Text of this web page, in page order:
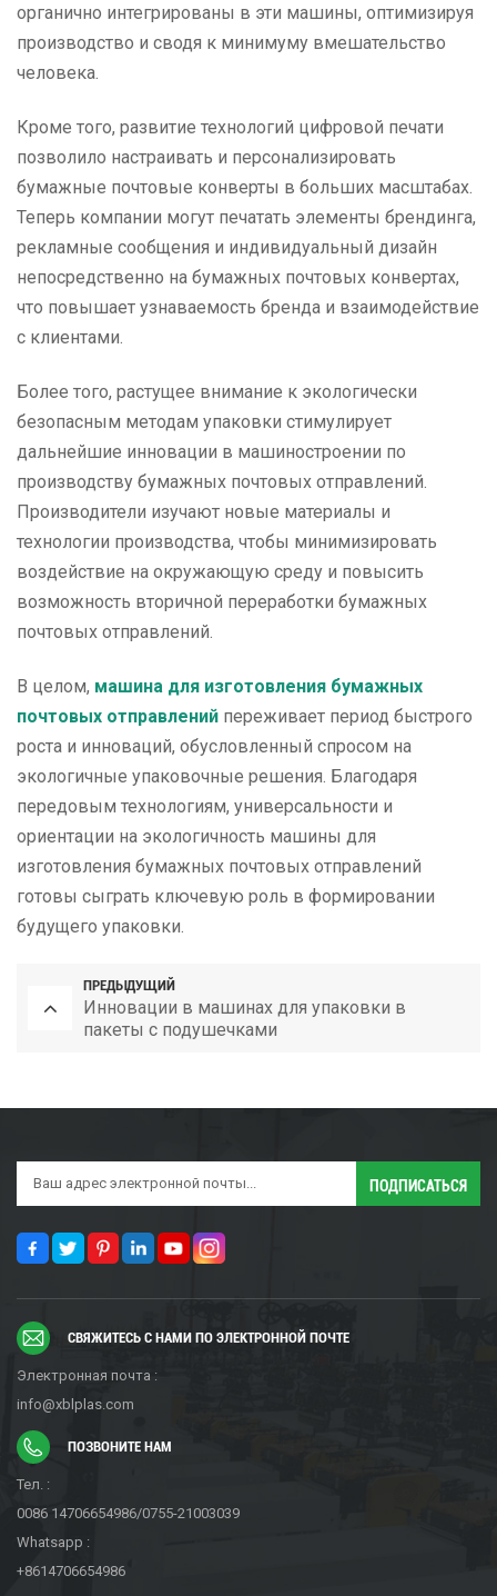
органично интегрированы в эти машины, оптимизируя
производство и сводя к минимуму вмешательство
человека.
Кроме того, развитие технологий цифровой печати
позволило настраивать и персонализировать
бумажные почтовые конверты в больших масштабах.
Теперь компании могут печатать элементы брендинга,
рекламные сообщения и индивидуальный дизайн
непосредственно на бумажных почтовых конвертах,
что повышает узнаваемость бренда и взаимодействие
с клиентами.
Более того, растущее внимание к экологически
безопасным методам упаковки стимулирует
дальнейшие инновации в машиностроении по
производству бумажных почтовых отправлений.
Производители изучают новые материалы и
технологии производства, чтобы минимизировать
воздействие на окружающую среду и повысить
возможность вторичной переработки бумажных
почтовых отправлений.
В целом, машина для изготовления бумажных
почтовых отправлений переживает период быстрого
роста и инноваций, обусловленный спросом на
экологичные упаковочные решения. Благодаря
передовым технологиям, универсальности и
ориентации на экологичность машины для
изготовления бумажных почтовых отправлений
готовы сыграть ключевую роль в формировании
будущего упаковки.
ПРЕДЫДУЩИЙ
Инновации в машинах для упаковки в
пакеты с подушечками
СВЯЖИТЕСЬ С НАМИ ПО ЭЛЕКТРОННОЙ ПОЧТЕ
Электронная почта :
info@xblplas.com
ПОЗВОНИТЕ НАМ
Тел. :
0086 14706654986/0755-21003039
Whatsapp :
+8614706654986